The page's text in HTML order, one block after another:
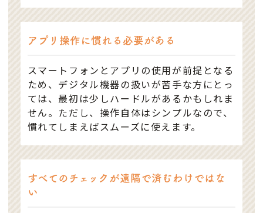
アプリ操作に慣れる必要がある
スマートフォンとアプリの使用が前提となる
ため、デジタル機器の扱いが苦手な方にとっ
ては、最初は少しハードルがあるかもしれま
せん。ただし、操作自体はシンプルなので、
慣れてしまえばスムーズに使えます。
すべてのチェックが遠隔で済むわけではな
い